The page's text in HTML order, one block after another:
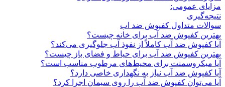
مزایای عمومی:
نتیجه‌گیری
سوالات متداول کفپوش ضد اب
بهترین کفپوش ضد آب برای خانه چیست؟
آیا کفپوش ضد آب کاملاً از نفوذ آب جلوگیری می‌کند؟
بهترین کفپوش ضد آب برای حیاط و فضای باز چیست؟
آیا میکروسمنت برای محیط‌های مرطوب مناسب است؟
آیا کفپوش ضد آب نیاز به نگهداری خاصی دارد؟
آیا می‌توان کفپوش ضد آب را روی سیمان اجرا کرد؟